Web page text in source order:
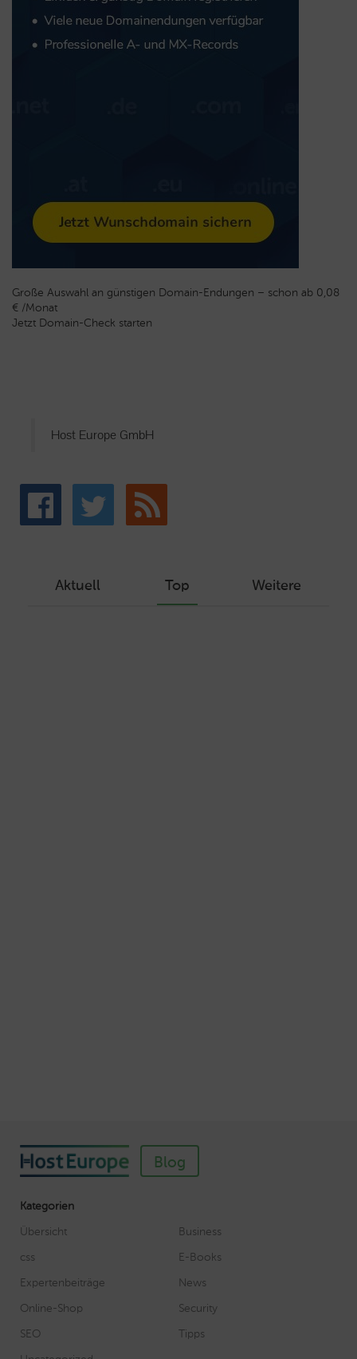
Große Auswahl an günstigen Domain-Endungen – schon ab 0,08
€ /Monat
Jetzt Domain-Check starten
Host Europe GmbH
Aktuell Top Weitere
Blog
Kategorien
Übersicht
Business
css
E-Books
Expertenbeiträge
News
Online-Shop
Security
SEO
Tipps